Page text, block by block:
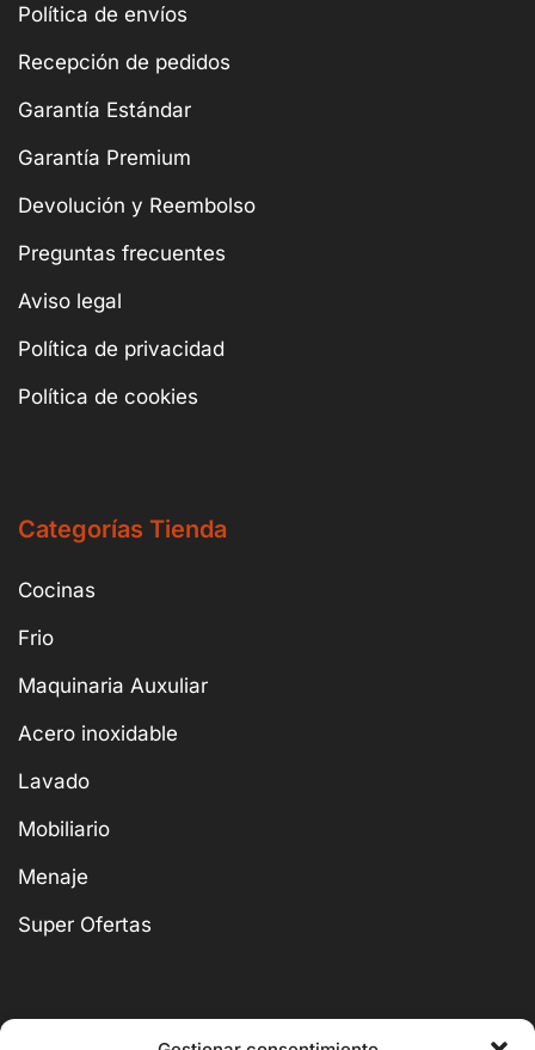
Política de envíos
Recepción de pedidos
Garantía Estándar
Garantía Premium
Devolución y Reembolso
Preguntas frecuentes
Aviso legal
Política de privacidad
Política de cookies
Categorías Tienda
Cocinas
Frio
Maquinaria Auxuliar
Acero inoxidable
Lavado
Mobiliario
Menaje
Super Ofertas